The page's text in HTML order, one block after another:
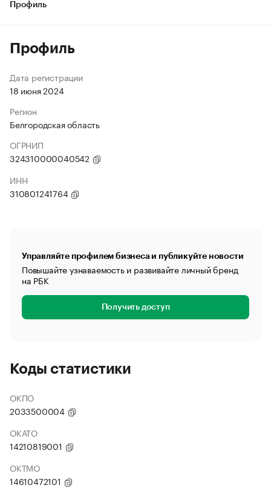
Профиль
Профиль
Дата регистрации
18 июня 2024
Регион
Белгородская область
ОГРНИП
324310000040542
ИНН
310801241764
Управляйте профилем бизнеса и публикуйте новости
Повышайте узнаваемость и развивайте личный бренд
на РБК
Получить доступ
Коды статистики
ОКПО
2033500004
ОКАТО
14210819001
ОКТМО
14610472101